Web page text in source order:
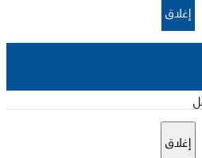
إغلاق
إغلاق